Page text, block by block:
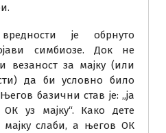
је обрнуто
симбиозе. Док не
везаност за мајку (или
да би условно било
базични став је: „ја
уз мајку“. Како дете
мајку слаби, а његов ОК